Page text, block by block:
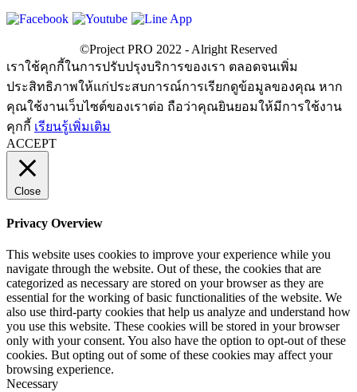
เราใช้คุกกี้ในการปรับปรุงบริการของเรา ตลอดจนเพิ่ม
ประสิทธิภาพให้แก่ประสบการณ์การเรียกดูข้อมูลของคุณ หาก
คุณใช้งานเว็บไซต์ของเราต่อ ถือว่าคุณยินยอมให้มีการใช้งาน
คุกกี้ เรียนรู้เพิ่มเติม
ACCEPT
Close
Privacy Overview
This website uses cookies to improve your experience while you
navigate through the website. Out of these, the cookies that are
categorized as necessary are stored on your browser as they are
essential for the working of basic functionalities of the website. We
also use third-party cookies that help us analyze and understand how
you use this website. These cookies will be stored in your browser
only with your consent. You also have the option to opt-out of these
cookies. But opting out of some of these cookies may affect your
browsing experience.
Necessary